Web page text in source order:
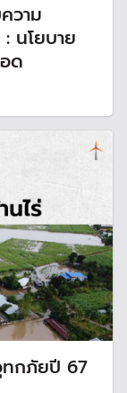
วาม
นโยบาย
ด
ทกภัยปี 67